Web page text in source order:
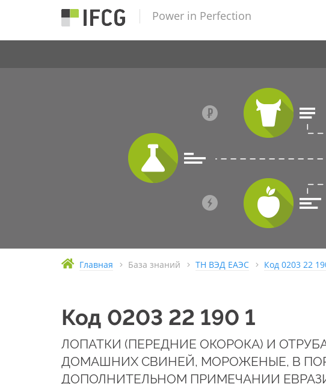
Power in Perfection
Главная База знаний ТН ВЭД ЕАЭС Код 0203 22
Код 0203 22 190 1
ЛОПАТКИ (ПЕРЕДНИЕ ОКОРОКА) И
ДОМАШНИХ СВИНЕЙ, МОРОЖЕНЫЕ, В
ДОПОЛНИТЕЛЬНОМ ПРИМЕЧАНИИ